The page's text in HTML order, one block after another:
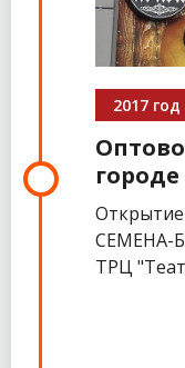
2017 год
СЕМЕНА-
ТРЦ